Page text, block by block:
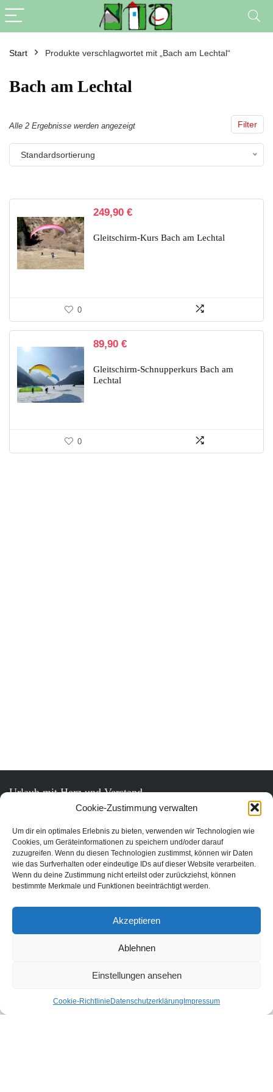
Cookie-Zustimmung verwalten
Um dir ein optimales Erlebnis zu bieten, verwenden wir Technologien wie
Cookies, um Geräteinformationen zu speichern und/oder darauf
zuzugreifen. Wenn du diesen Technologien zustimmst, können wir Daten
wie das Surfverhalten oder eindeutige IDs auf dieser Website verarbeiten.
Wenn du deine Zustimmung nicht erteilst oder zurückziehst, können
bestimmte Merkmale und Funktionen beeinträchtigt werden.
Akzeptieren
Ablehnen
Einstellungen ansehen
Cookie-Richtlinie Datenschutzerklärung Impressum
Start Produkte verschlagwortet mit „Bach am Lechtal“
Bach am Lechtal
Filter
Alle 2 Ergebnisse werden angezeigt
Standardsortierung
249,90 €
Gleitschirm-Kurs Bach am Lechtal
0
89,90 €
Gleitschirm-Schnupperkurs Bach am
Lechtal
0
Urlaub mit Herz und Verstand.
Unter den Urlaubsaktivitäten findest du die schönsten nachhaltigen
Unterkünfte, Ausflüge und Veranstaltungen aus der Region. In unserem
Shop gibt es für dich nachhaltige Produkte für deinen Urlaub und Alltag.
Unsere Motivation